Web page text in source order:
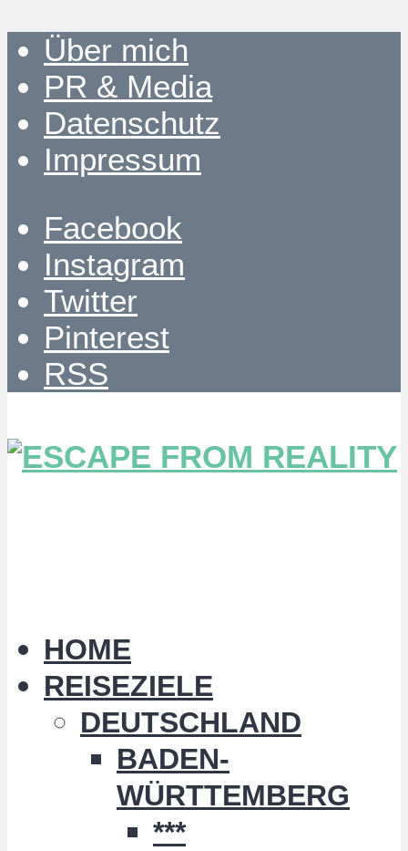
Über mich
PR & Media
Datenschutz
Impressum
Facebook
Instagram
Twitter
Pinterest
RSS
HOME
REISEZIELE
DEUTSCHLAND
BADEN-
WÜRTTEMBERG
***